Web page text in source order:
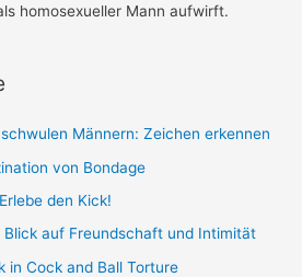
homosexueller Mann aufwirft.
Männern: Zeichen erkennen
von Bondage
den Kick!
Blick auf Freundschaft und Intimität
in Cock and Ball Torture